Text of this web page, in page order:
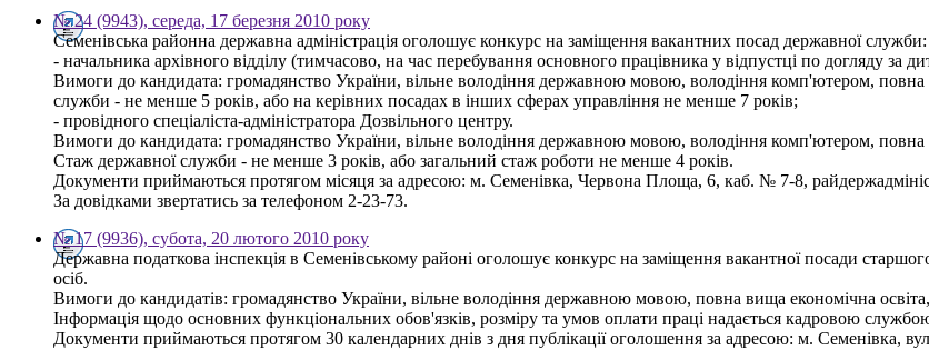
№ 24 (9943), середа, 17 березня 2010 року
Семенівська районна державна адміністрація оголошує конкурс на заміщення вакантних посад державної служби:
- начальника архівного відділу (тимчасово, на час перебування основного працівника у відпустці по догляду за
Вимоги до кандидата: громадянство України, вільне володіння державною мовою, володіння комп'ютером, повна
служби - не менше 5 років, або на керівних посадах в інших сферах управління не менше 7 років;
- провідного спеціаліста-адміністратора Дозвільного центру.
Вимоги до кандидата: громадянство України, вільне володіння державною мовою, володіння комп'ютером, повна
Стаж державної служби - не менше 3 років, або загальний стаж роботи не менше 4 років.
Документи приймаються протягом місяця за адресою: м. Семенівка, Червона Площа, 6, каб. № 7-8,
За довідками звертатись за телефоном 2-23-73.
№ 17 (9936), субота, 20 лютого 2010 року
Державна податкова інспекція в Семенівському районі оголошує конкурс на заміщення вакантної посади
осіб.
Вимоги до кандидатів: громадянство України, вільне володіння державною мовою, повна вища економічна
Інформація щодо основних функціональних обов'язків, розміру та умов оплати праці надається кадровою
Документи приймаються протягом 30 календарних днів з дня публікації оголошення за адресою: м. Семенівка,